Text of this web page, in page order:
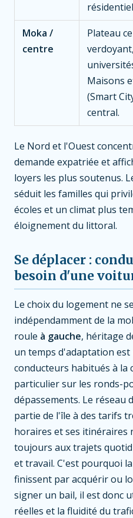
Moka /
centre
Plateau
Maisons
(Smart
central.
Le Nord et l'Ouest
demande expatriée et
loyers les plus soutenus.
séduit les familles qui
écoles et un climat plus
éloignement du littoral.
Se déplacer :
besoin d'une
Le choix du logement ne
indépendamment de la
roule à gauche, héritage
un temps d'adaptation est
conducteurs habitués à la
particulier sur les ronds-
dépassements. Le réseau
partie de l'île à des tarifs
horaires et ses itinéraires
toujours aux trajets
et travail. C'est pourquoi
finissent par acquérir ou
signer un bail, il est donc
réelles et la fluidité du